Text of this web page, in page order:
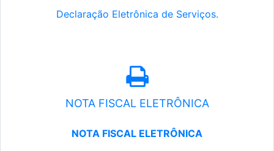
Declaração Eletrônica de Serviços.
NOTA FISCAL ELETRÔNICA
NOTA FISCAL ELETRÔNICA